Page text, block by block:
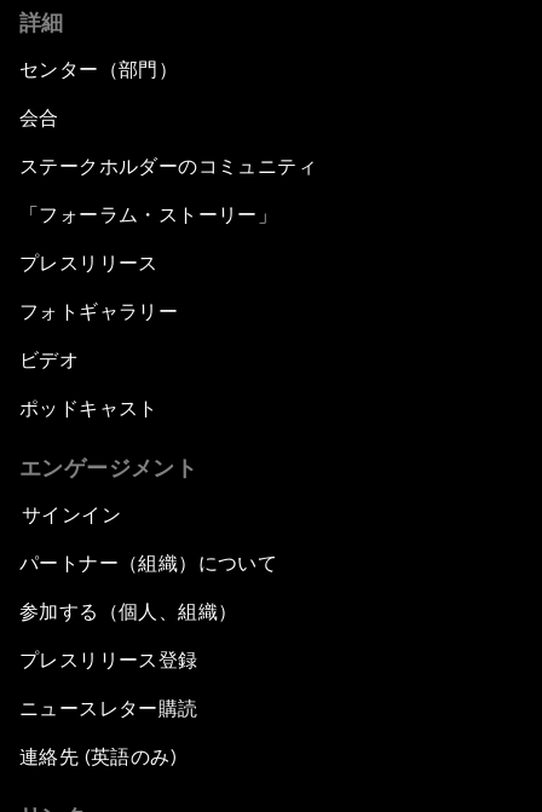
詳細
センター（部門）
会合
ステークホルダーのコミュニティ
「フォーラム・ストーリー」
プレスリリース
フォトギャラリー
ビデオ
ポッドキャスト
エンゲージメント
サインイン
パートナー（組織）について
参加する（個人、組織）
プレスリリース登録
ニュースレター購読
連絡先 (英語のみ)